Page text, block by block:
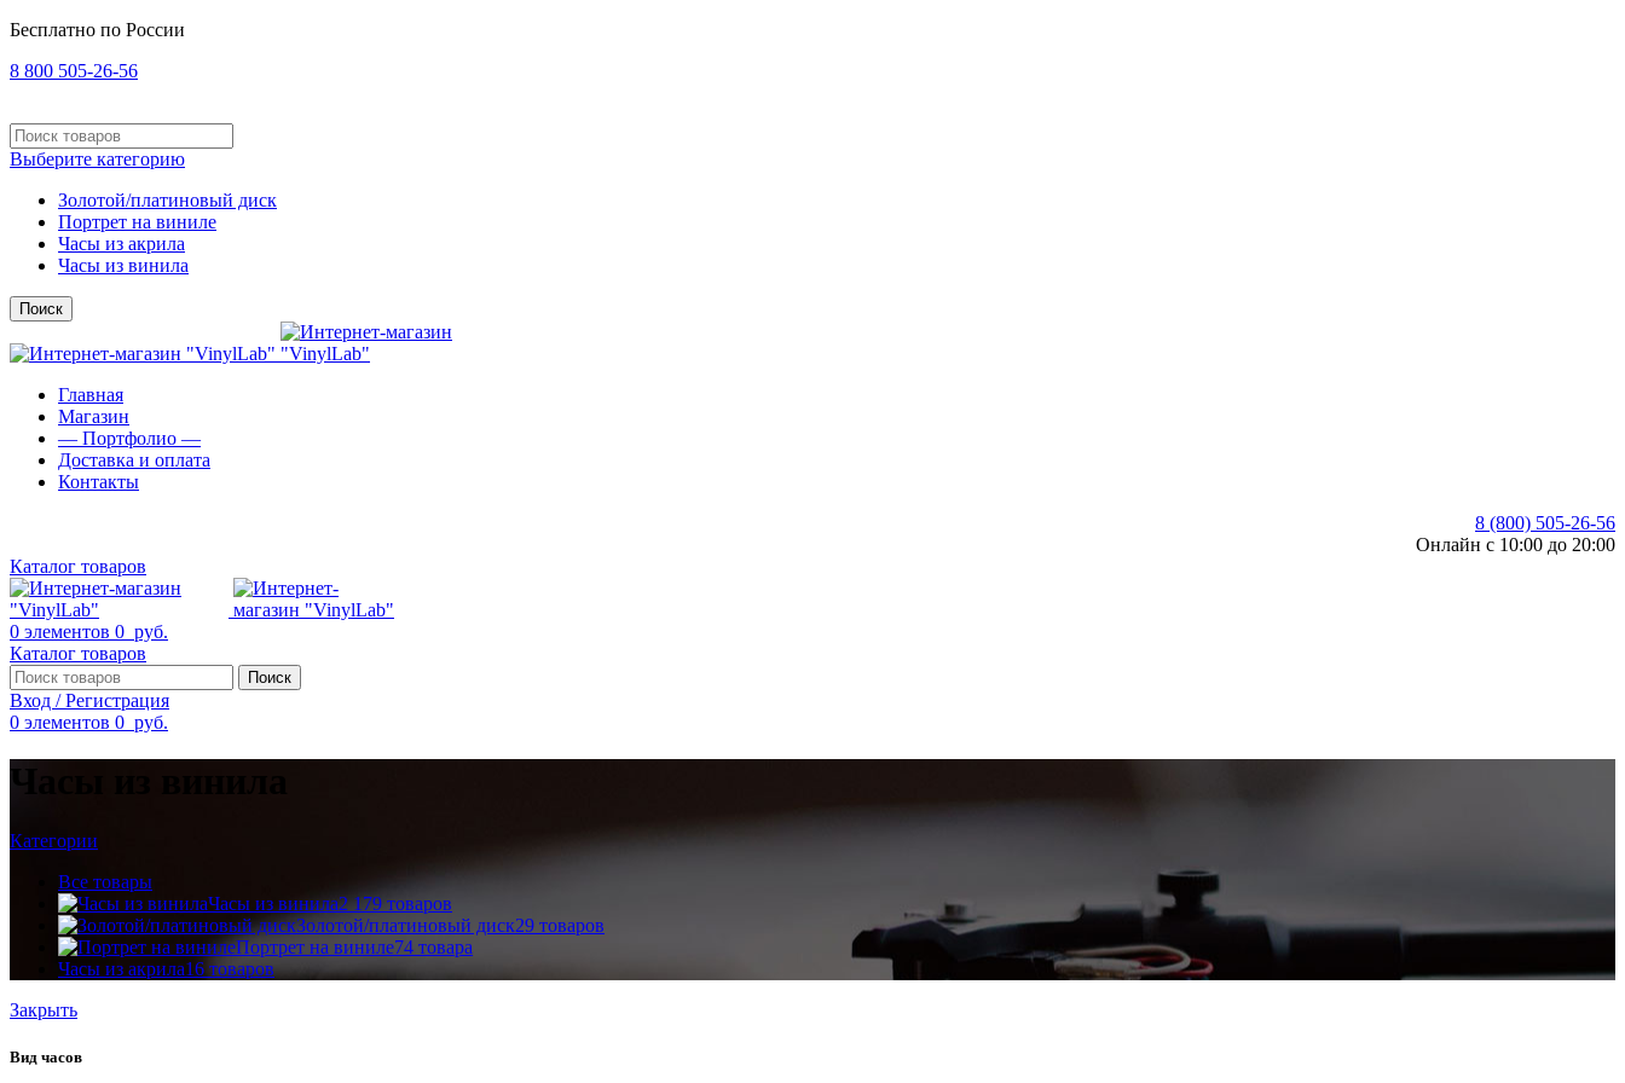
Бесплатно по России
8 800 505-26-56
Выберите категорию
Золотой/платиновый диск
Портрет на виниле
Часы из акрила
Часы из винила
Поиск
Главная
Магазин
— Портфолио —
Доставка и оплата
Контакты
8 (800) 505-26-56
Онлайн с 10:00 до 20:00
Каталог товаров
0 элементов 0 руб.
Каталог товаров
Поиск
Вход / Регистрация
0 элементов 0 руб.
Часы из винила
Категории
Все товары
Часы из винила2 179 товаров
Золотой/платиновый диск29 товаров
Портрет на виниле74 товара
Часы из акрила16 товаров
Закрыть
Вид часов